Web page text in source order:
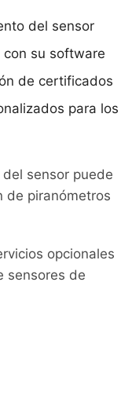
del sensor
su software
de certificados
para los
sensor puede
de piranómetros
opcionales
sensores de